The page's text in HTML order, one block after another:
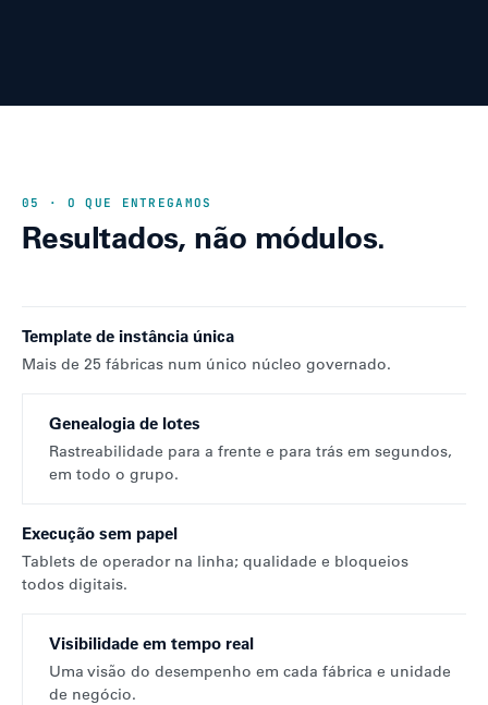
05 · O QUE ENTREGAMOS
Resultados, não módulos.
Template de instância única
Mais de 25 fábricas num único núcleo governado.
Genealogia de lotes
Rastreabilidade para a frente e para trás em segundos,
em todo o grupo.
Execução sem papel
Tablets de operador na linha; qualidade e bloqueios
todos digitais.
Visibilidade em tempo real
Uma visão do desempenho em cada fábrica e unidade
de negócio.